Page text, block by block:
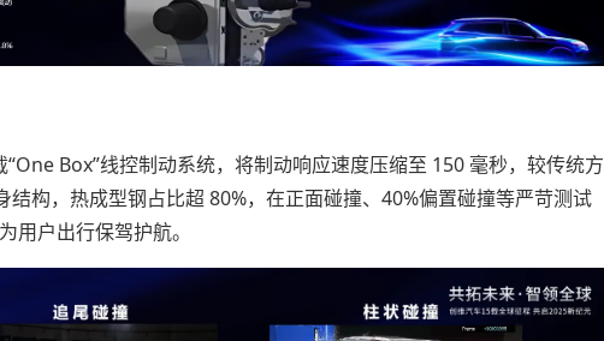
Box”线控制动系统，将制动响应速度压缩至 150 毫秒，较传统方
构，热成型钢占比超 80%，在正面碰撞、40%偏置碰撞等严苛测试
用户出行保驾护航。